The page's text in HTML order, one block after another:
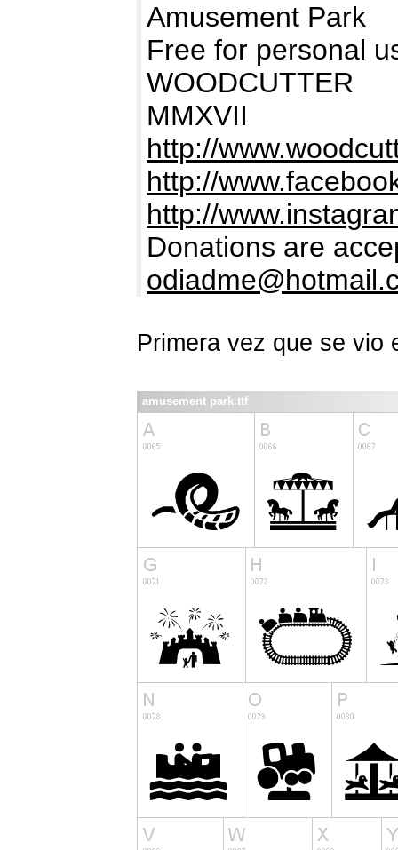
Amusement Park
Free for personal
WOODCUTTER
MMXVII
http://
http://
http://
Donations are
Primera vez que se vio
amusement park.ttf